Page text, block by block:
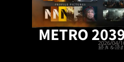
METRO 2026/04/
続きを読